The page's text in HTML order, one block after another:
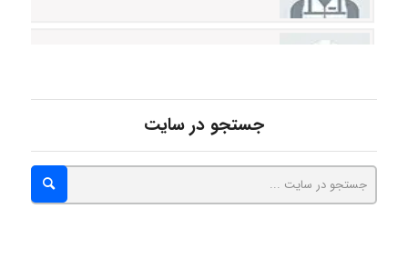
abolfazlkoshehe
A.balandeh
جستجو در سایت